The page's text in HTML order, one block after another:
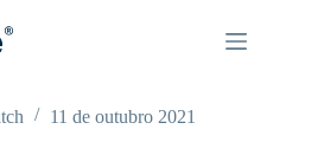
11 de outubro 2021